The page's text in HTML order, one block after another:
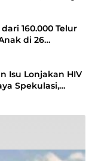
160.000 Telur
di 26
Isu Lonjakan HIV
Spekulasi,
Terus